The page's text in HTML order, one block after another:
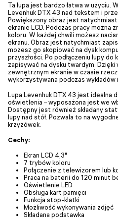
Ta lupa jest bardzo łatwa w użyciu.
Levenhuk DTX 43 nad tekstem i
Powiększony obraz jest
ekranie LCD. Podczas pracy można
koloru. W każdej chwili możesz
ekranu. Obraz jest natychmiast
możesz go skopiować na dysk
przyszłości. Po podłączeniu lupy
zapisywać na dysku twardym.
zewnętrznym ekranie w czasie
wykorzystywana podczas wykładów
Lupa Levenhuk DTX 43 jest idealna
oświetlenia – wyposażona jest we
Dostępny jest również składany
lupy nad stół. Pozwala to na
krzyżówek.
Cechy:
Ekran LCD 4,3"
7 trybów koloru
Połączenie z telewizorem lub
Praca na baterii do 120 minut
Oświetlenie LED
Obsługa kart pamięci
Funkcja stop-klatki
Możliwość wykonywania zdjęć
Składana podstawka